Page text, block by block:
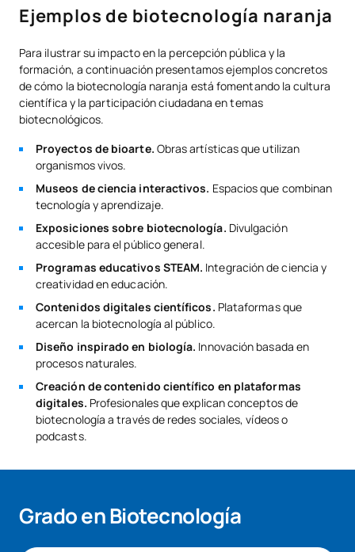
Ejemplos de biotecnología naranja
Para ilustrar su impacto en la percepción pública y la
formación, a continuación presentamos ejemplos concretos
de cómo la biotecnología naranja está fomentando la cultura
científica y la participación ciudadana en temas
biotecnológicos.
Proyectos de bioarte. Obras artísticas que utilizan
organismos vivos.
Museos de ciencia interactivos. Espacios que combinan
tecnología y aprendizaje.
Exposiciones sobre biotecnología. Divulgación
accesible para el público general.
Programas educativos STEAM. Integración de ciencia y
creatividad en educación.
Contenidos digitales científicos. Plataformas que
acercan la biotecnología al público.
Diseño inspirado en biología. Innovación basada en
procesos naturales.
Creación de contenido científico en plataformas
digitales. Profesionales que explican conceptos de
biotecnología a través de redes sociales, vídeos o
podcasts.
Grado en Biotecnología